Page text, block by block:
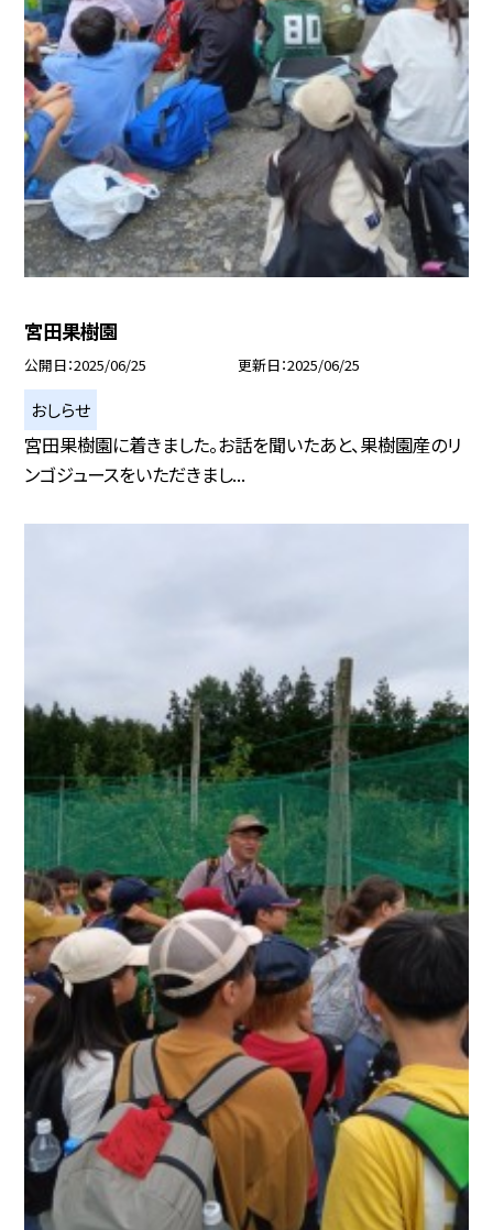
宮田果樹園
公開日 2025/06/25 更新日 2025/06/25
おしらせ
宮田果樹園に着きました。お話を聞いたあと、果樹園産のリ
ンゴジュースをいただきまし...